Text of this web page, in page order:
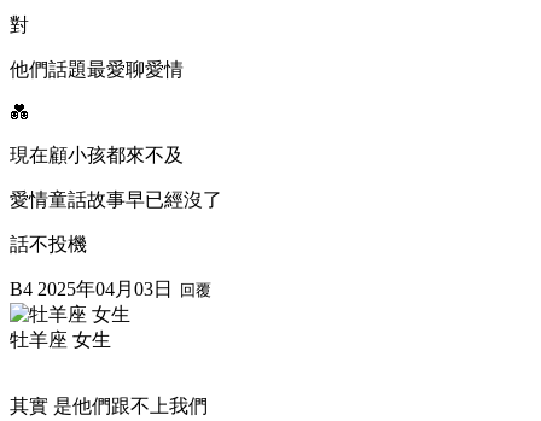
對
他們話題最愛聊愛情
💑
現在顧小孩都來不及
愛情童話故事早已經沒了
話不投機
B4 2025年04月03日 回覆
牡羊座 女生
其實 是他們跟不上我們